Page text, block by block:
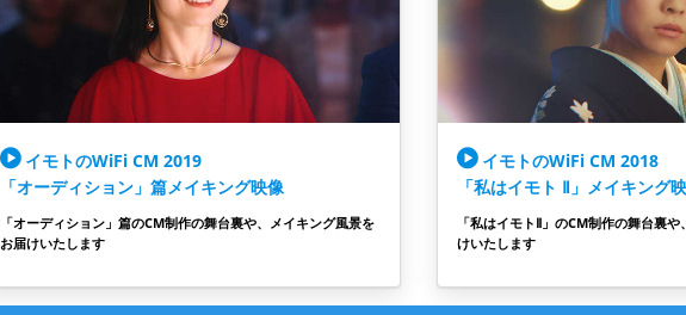
イモトのWiFi CM 2019
「オーディション」篇メイキング映像
「オーディション」篇のCM制作の舞台裏や、メイキング風景を
お届けいたします
イモトのWiFi CM 2018
「私はイモト Ⅱ」メイキング
「私はイモトⅡ」のCM制作の舞台裏
けいたします